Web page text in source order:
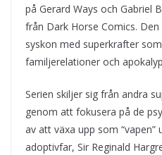
på Gerard Ways och Gabriel
från Dark Horse Comics.
syskon med superkrafter
familjerelationer och
Serien skiljer sig från andra
genom att fokusera på de
av att växa upp som “vapen”
adoptivfar, Sir Reginald